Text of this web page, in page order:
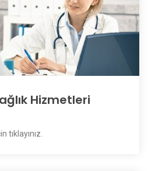
Hizmetleri
tıklayınız